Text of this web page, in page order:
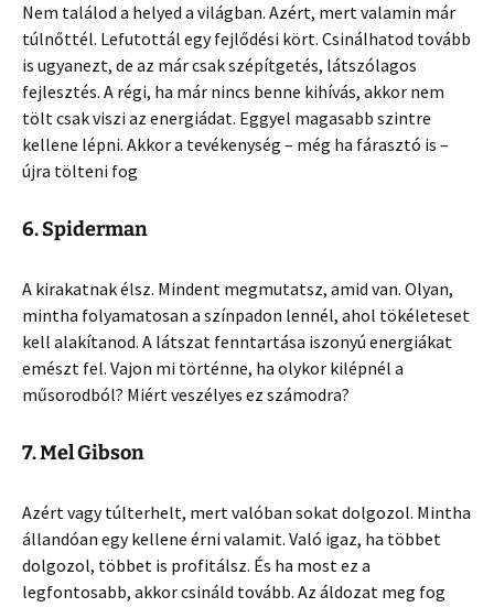
Nem találod a helyed a világban. Azért, mert valamin már
túlnőttél. Lefutottál egy fejlődési kört. Csinálhatod tovább
is ugyanezt, de az már csak szépítgetés, látszólagos
fejlesztés. A régi, ha már nincs benne kihívás, akkor nem
tölt csak viszi az energiádat. Eggyel magasabb szintre
kellene lépni. Akkor a tevékenység – még ha fárasztó is –
újra tölteni fog
6. Spiderman
A kirakatnak élsz. Mindent megmutatsz, amid van. Olyan,
mintha folyamatosan a színpadon lennél, ahol tökéleteset
kell alakítanod. A látszat fenntartása iszonyú energiákat
emészt fel. Vajon mi történne, ha olykor kilépnél a
műsorodból? Miért veszélyes ez számodra?
7. Mel Gibson
Azért vagy túlterhelt, mert valóban sokat dolgozol. Mintha
állandóan egy kellene érni valamit. Való igaz, ha többet
dolgozol, többet is profitálsz. És ha most ez a
legfontosabb, akkor csináld tovább. Az áldozat meg fog